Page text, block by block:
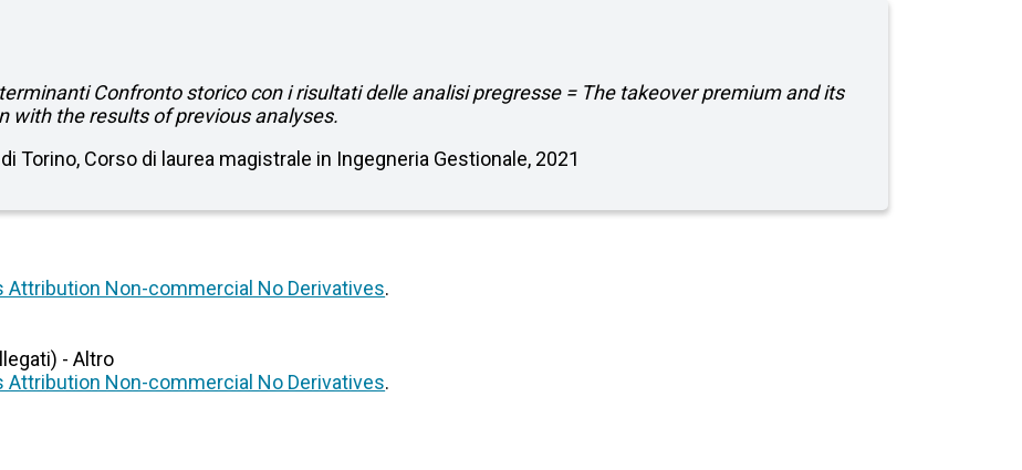
Confronto storico con i risultati delle analisi pregresse = The takeover premium and its
with the results of previous analyses.
Torino, Corso di laurea magistrale in Ingegneria Gestionale, 2021
Attribution Non-commercial No Derivatives.
- Altro
Attribution Non-commercial No Derivatives.